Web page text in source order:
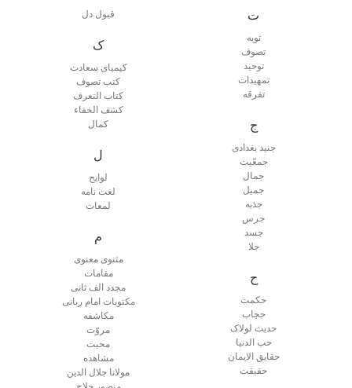
ت
توبه
تصوف
توحید
تمهیدات
تفرقه
ج
جنید بغدادی
جمعّیت
جمال
جمیل
جذبه
جرس
جسد
جلا
ح
حکمت
حجاب
حدیث لولاک
حب الدنیا
حقایق الایمان
حقیقت
قبول دل
ک
کیمیای سعادت
کتب تصوف
کتاب التعرف
کشف الخفاء
کمال
ل
لوایح
لغت نامه
لمعات
م
مثنوی معنوی
مقامات
مجدد الف ثانی
مکتوبات امام ربانی
مکاشفه
مروّت
محبت
مشاهده
مولانا جلال الدین